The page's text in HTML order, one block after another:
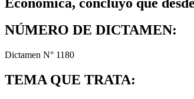
NÚMERO DE DICTAMEN:
Dictamen N° 1180
TEMA QUE TRATA: